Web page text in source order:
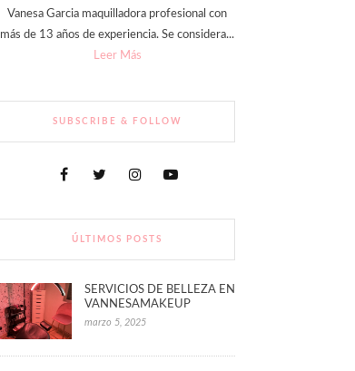
Vanesa Garcia maquilladora profesional con
más de 13 años de experiencia. Se considera...
Leer Más
SUBSCRIBE & FOLLOW
ÚLTIMOS POSTS
SERVICIOS DE BELLEZA EN
VANNESAMAKEUP
marzo 5, 2025